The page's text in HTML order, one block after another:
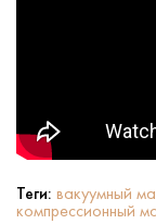
Теги: вакуумный
компрессионный